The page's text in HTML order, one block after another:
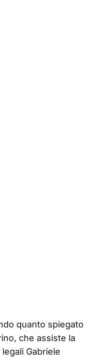
quanto spiegato
che assiste la
Gabriele